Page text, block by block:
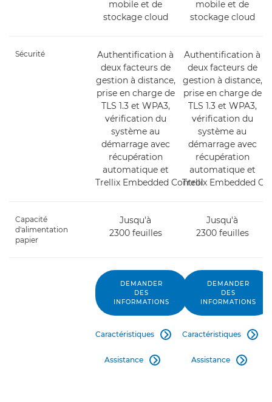
mobile et de
stockage cloud
mobile et de
stockage cloud
Sécurité
Authentification à
deux facteurs de
gestion à distance,
prise en charge de
TLS 1.3 et WPA3,
vérification du
système au
démarrage avec
récupération
automatique et
Trellix Embedded Control
Authentification à
deux facteurs de
gestion à distance,
prise en charge de
TLS 1.3 et WPA3,
vérification du
système au
démarrage avec
récupération
automatique et
Trellix Embedded
Capacité
d'alimentation
papier
Jusqu'à
2300 feuilles
Jusqu'à
2300 feuilles
DEMANDER
DES
INFORMATIONS
Caractéristiques 
Assistance 
DEMANDER
DES
INFORMATIONS
Caractéristiques 
Assistance 